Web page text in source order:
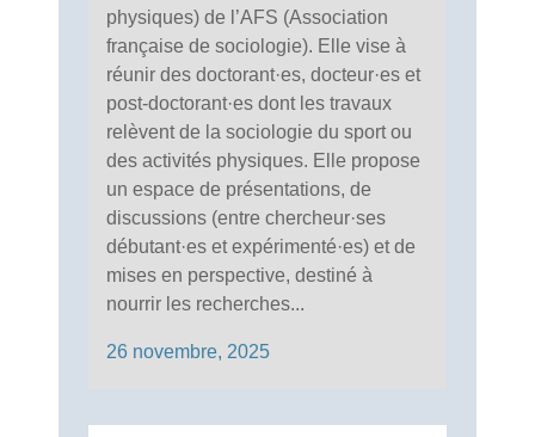
physiques) de l’AFS (Association
française de sociologie). Elle vise à
réunir des doctorant·es, docteur·es et
post-doctorant·es dont les travaux
relèvent de la sociologie du sport ou
des activités physiques. Elle propose
un espace de présentations, de
discussions (entre chercheur·ses
débutant·es et expérimenté·es) et de
mises en perspective, destiné à
nourrir les recherches...
26 novembre, 2025